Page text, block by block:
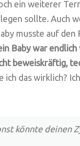
ein weiterer
sollte. Auch
musste auf
Baby war
beweiskräftig,
ich das wirklich?
könnte deinen